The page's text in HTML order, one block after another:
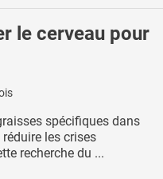
le cerveau pour
spécifiques dans
les crises
recherche du ...